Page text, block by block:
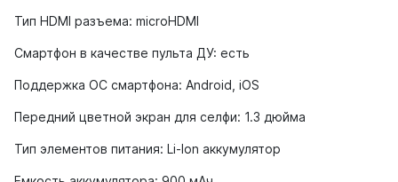
Тип HDMI разъема: microHDMI
Смартфон в качестве пульта ДУ: есть
Поддержка ОС смартфона: Android, iOS
Передний цветной экран для селфи: 1.3 дюйма
Тип элементов питания: Li-Ion аккумулятор